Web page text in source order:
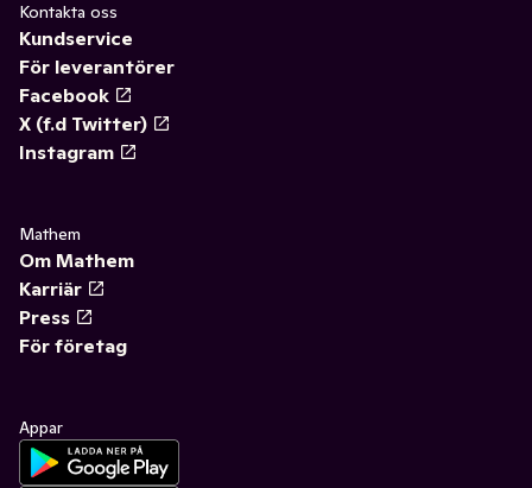
Kontakta oss
Kundservice
För leverantörer
Facebook
X (f.d Twitter)
Instagram
Mathem
Om Mathem
Karriär
Press
För företag
Appar